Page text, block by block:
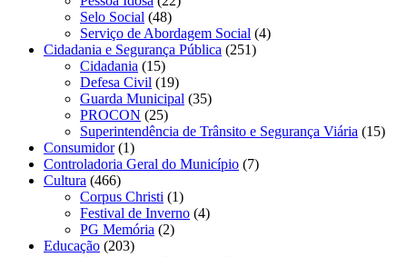
Selo Social (48)
Serviço de Abordagem Social (4)
Cidadania e Segurança Pública (251)
Cidadania (15)
Defesa Civil (19)
Guarda Municipal (35)
PROCON (25)
Superintendência de Trânsito e Segurança Viária (15)
Consumidor(1)
Controladoria Geral do Município (7)
Cultura (466)
Corpus Christi (1)
Festival de Inverno (4)
PG Memória (2)
Educação (203)